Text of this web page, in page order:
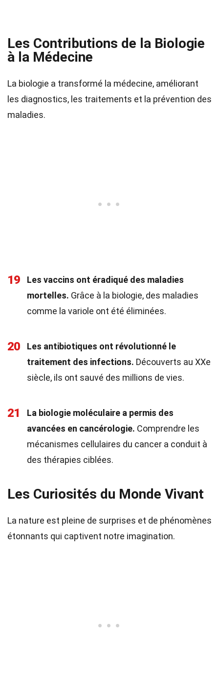
Les Contributions de la Biologie
à la Médecine
La biologie a transformé la médecine, améliorant
les diagnostics, les traitements et la prévention des
maladies.
19
Les vaccins ont éradiqué des maladies
mortelles. Grâce à la biologie, des maladies
comme la variole ont été éliminées.
20
Les antibiotiques ont révolutionné le
traitement des infections. Découverts au XXe
siècle, ils ont sauvé des millions de vies.
21
La biologie moléculaire a permis des
avancées en cancérologie. Comprendre les
mécanismes cellulaires du cancer a conduit à
des thérapies ciblées.
Les Curiosités du Monde Vivant
La nature est pleine de surprises et de phénomènes
étonnants qui captivent notre imagination.